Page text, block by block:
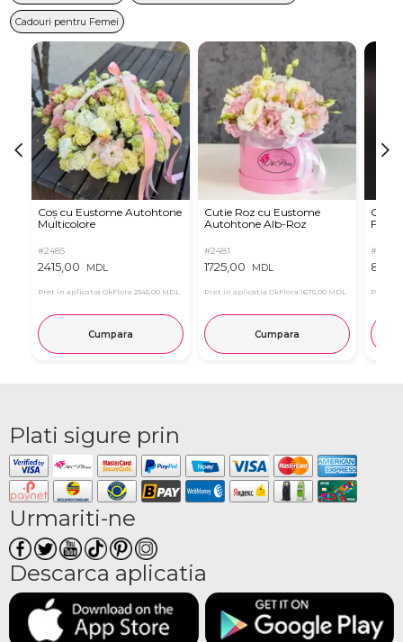
Cadouri pentru Femei
Coș cu Eustome Autohtone
Multicolore
#2485
2415,00 MDL
Pret in aplicatia OkFlora 2345,00 MDL
Cumpara
Cutie Roz cu Eustome
Autohtone Alb-Roz
#2481
1725,00 MDL
Pret in aplicatia OkFlora 1675,00 MDL
Cumpara
Cutie
#2854
Pret in
Plati sigure prin
Urmariti-ne
Descarca aplicatia